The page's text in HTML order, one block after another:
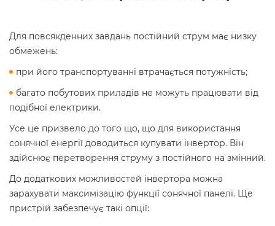
Для повсякденних завдань постійний струм має низку
обмежень:
при його транспортуванні втрачається потужність;
багато побутових приладів не можуть працювати від
подібної електрики.
Усе це призвело до того що, що для використання
сонячної енергії доводиться купувати інвертор. Він
здійснює перетворення струму з постійного на змінний.
До додаткових можливостей інвертора можна
зарахувати максимізацію функції сонячної панелі. Ще
пристрій забезпечує такі опції: